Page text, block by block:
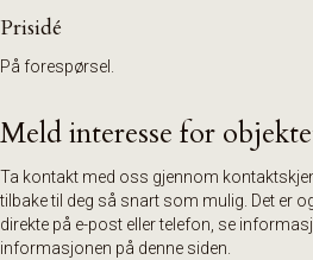
Prisidé
På forespørsel.
Meld interesse for
Ta kontakt med oss gjennom
tilbake til deg så snart som mulig. Det er
direkte på e-post eller telefon, se
informasjonen på denne siden.